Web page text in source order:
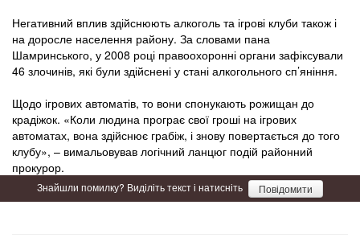
Негативний вплив здійснюють алкоголь та ігрові клуби також і
на доросле населення району. За словами пана
Шамринського, у 2008 році правоохоронні органи зафіксували
46 злочинів, які були здійснені у стані алкогольного сп’яніння.
Щодо ігрових автоматів, то вони спонукають рожищан до
крадіжок. «Коли людина програє свої гроші на ігрових
автоматах, вона здійснює грабіж, і знову повертається до того
клубу», – вимальовував логічний ланцюг подій районний
прокурор.
Знайшли помилку? Виділіть текст і натисніть Повідомити